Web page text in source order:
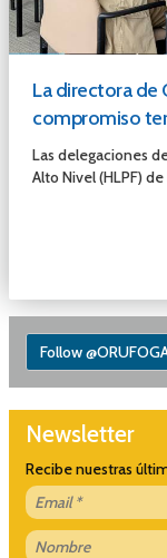
La directora de
compromiso
Las delegaciones
Alto Nivel (HLPF)
Follow
Newsletter
Recibe nuestras